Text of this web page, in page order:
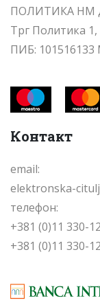
ПОЛИТИКА НМ
Трг Политика 1,
ПИБ: 101516133
Контакт
email:
elektronska-
телефон:
+381 (0)11 330-
+381 (0)11 330-